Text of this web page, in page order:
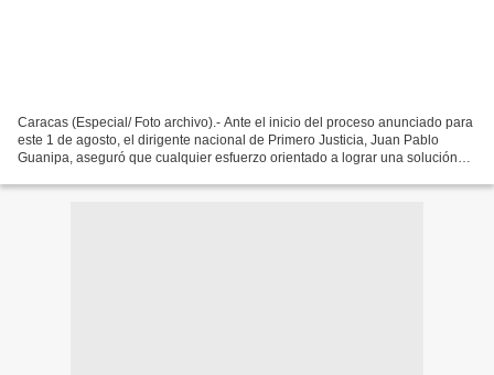
Caracas (Especial/ Foto archivo).- Ante el inicio del proceso anunciado para
este 1 de agosto, el dirigente nacional de Primero Justicia, Juan Pablo
Guanipa, aseguró que cualquier esfuerzo orientado a lograr una solución